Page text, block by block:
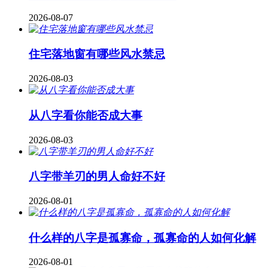
2026-08-07
住宅落地窗有哪些风水禁忌
2026-08-03
从八字看你能否成大事
2026-08-03
八字带羊刃的男人命好不好
2026-08-01
什么样的八字是孤寡命，孤寡命的人如何化解
2026-08-01